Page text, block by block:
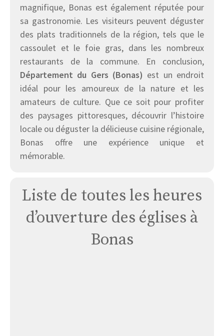
magnifique, Bonas est également réputée pour
sa gastronomie. Les visiteurs peuvent déguster
des plats traditionnels de la région, tels que le
cassoulet et le foie gras, dans les nombreux
restaurants de la commune. En conclusion,
Département du Gers (Bonas) est un endroit
idéal pour les amoureux de la nature et les
amateurs de culture. Que ce soit pour profiter
des paysages pittoresques, découvrir l’histoire
locale ou déguster la délicieuse cuisine régionale,
Bonas offre une expérience unique et
mémorable.
Liste de toutes les heures
d’ouverture des églises à
Bonas